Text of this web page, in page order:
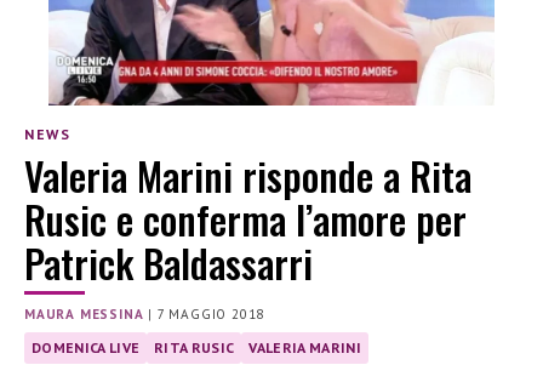
NEWS
Valeria Marini risponde a Rita
Rusic e conferma l’amore per
Patrick Baldassarri
MAURA MESSINA | 7 MAGGIO 2018
DOMENICA LIVE RITA RUSIC VALERIA MARINI